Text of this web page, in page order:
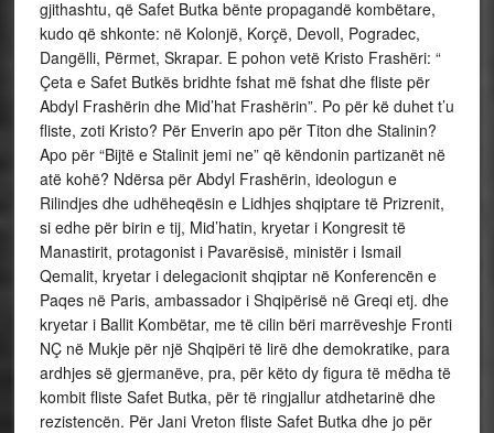
gjithashtu, që Safet Butka bënte propagandë kombëtare,
kudo që shkonte: në Kolonjë, Korçë, Devoll, Pogradec,
Dangëlli, Përmet, Skrapar. E pohon vetë Kristo Frashëri: “
Çeta e Safet Butkës bridhte fshat më fshat dhe fliste për
Abdyl Frashërin dhe Mid’hat Frashërin”. Po për kë duhet t’u
fliste, zoti Kristo? Për Enverin apo për Titon dhe Stalinin?
Apo për “Bijtë e Stalinit jemi ne” që këndonin partizanët në
atë kohë? Ndërsa për Abdyl Frashërin, ideologun e
Rilindjes dhe udhëheqësin e Lidhjes shqiptare të Prizrenit,
si edhe për birin e tij, Mid’hatin, kryetar i Kongresit të
Manastirit, protagonist i Pavarësisë, ministër i Ismail
Qemalit, kryetar i delegacionit shqiptar në Konferencën e
Paqes në Paris, ambassador i Shqipërisë në Greqi etj. dhe
kryetar i Ballit Kombëtar, me të cilin bëri marrëveshje Fronti
NÇ në Mukje për një Shqipëri të lirë dhe demokratike, para
ardhjes së gjermanëve, pra, për këto dy figura të mëdha të
kombit fliste Safet Butka, për të ringjallur atdhetarinë dhe
rezistencën. Për Jani Vreton fliste Safet Butka dhe jo për